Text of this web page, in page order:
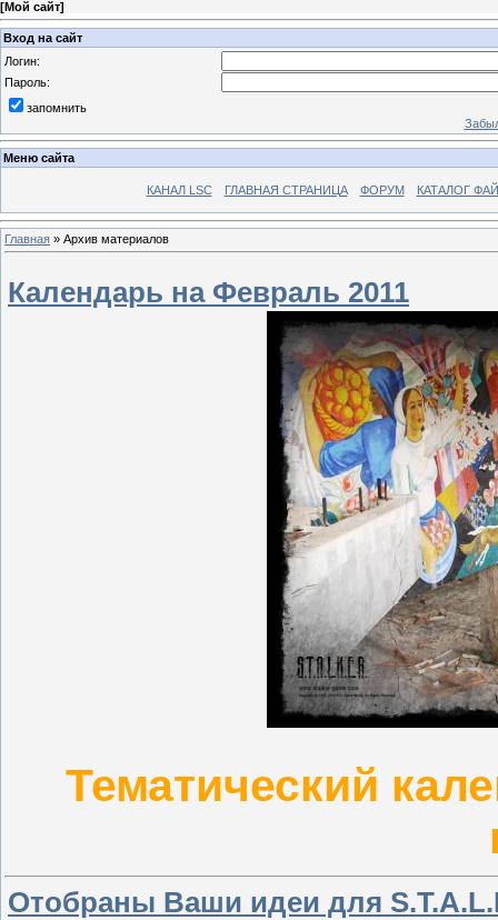
[Мой сайт]
Вход на сайт
Логин:
Пароль:
запомнить
Меню сайта
КАНАЛ LSC ГЛАВНАЯ СТРАНИЦА ФОРУМ КАТАЛОГ
Главная » Архив материалов
Календарь на Февраль 2011
Тематический
Отобраны Ваши идеи для